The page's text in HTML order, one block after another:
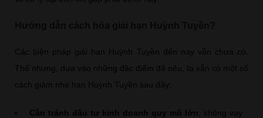
Các biện pháp giải hạn Huỳnh Tuyền đến nay vẫn chưa có.
Thế nhưng, dựa vào những đặc điểm đã nêu, ta vẫn có một số
cách giảm nhẹ hạn Huỳnh Tuyền sau đây:
Cần tránh đầu tư kinh doanh quy mô lớn
, không vay